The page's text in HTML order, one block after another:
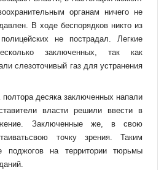
органам ничего не
В ходе беспорядков никто из
не пострадал. Легкие
заключенных, так как
слезоточивый газ для устранения
полтора десяка заключенных напали
власти решили ввести в
Заключенные же, в свою
точку зрения. Таким
поджогов на территории тюрьмы